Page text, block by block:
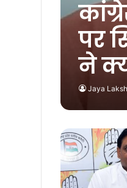
पर
ने
Jaya